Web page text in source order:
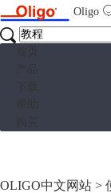
Oligo
OLIGO中文网站 >